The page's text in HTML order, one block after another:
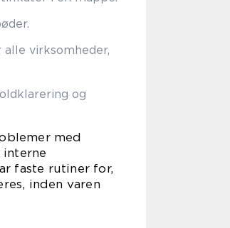
virksomheder,
og
med
faste rutiner for,
inden varen